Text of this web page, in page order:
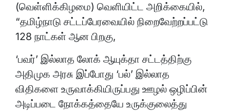
(வெள்ளிக்கிழமை) வெளியிட்ட அறிக்கையில்,
“தமிழ்நாடு சட்டப்பேரவையில் நிறைவேற்றப்பட்டு
128 நாட்கள் ஆன பிறகு,
‘பவர்’ இல்லாத லோக் ஆயுக்தா சட்டத்திற்கு
அதிமுக அரசு இப்போது ‘பல்’ இல்லாத
விதிகளை உருவாக்கியிருப்பது ஊழல் ஒழிப்பின்
அடிப்படை நோக்கத்தையே உருக்குலைத்து